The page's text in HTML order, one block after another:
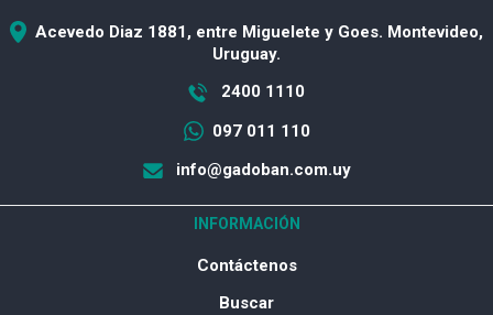
Acevedo Diaz 1881, entre Miguelete y Goes. Montevideo,
Uruguay.
2400 1110
097 011 110
info@gadoban.com.uy
INFORMACIÓN
Contáctenos
Buscar